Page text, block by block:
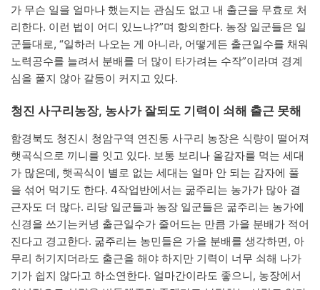
가 무슨 일을 얼마나 했는지는 관심도 없고 내 출근을 무효로 처
리한다. 이런 법이 어디 있느냐?”며 항의한다. 농장 일군들은 일
군들대로, “일하러 나오는 게 아니라, 어떻게든 출근일수를 채워
노력공수를 늘려서 분배를 더 많이 타가려는 수작”이라며 경계
심을 풀지 않아 갈등이 커지고 있다.
청진 사구리농장, 농사가 잘되도 기력이 쇠해 출근 못해
함경북도 청진시 청암구역 연진동 사구리 농장은 식량이 떨어져
햇곡식으로 끼니를 잇고 있다. 보통 보리나 올감자를 먹는 세대
가 많은데, 햇곡식이 별로 없는 세대는 얼마 안 되는 감자에 풀
을 섞어 먹기도 한다. 4작업반에서는 굶주리는 농가가 많아 결
근자도 더 많다. 리당 일군들과 농장 일군들은 굶주리는 농가에
신경을 쓰기는커녕 출근일수가 줄어드는 만큼 가을 분배가 적어
진다고 경고한다. 굶주리는 농민들은 가을 분배를 생각하면, 아
무리 허기지더라도 출근을 해야 하지만 기력이 너무 쇠해 나가
기가 쉽지 않다고 하소연한다. 얼마간이라도 좋으니, 농장에서